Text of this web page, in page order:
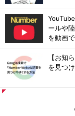
ールや
を動画で
【お知
を見つ